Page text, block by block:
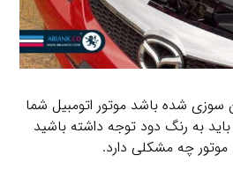
سوزی شده باشد موتور اتومبیل شما
به رنگ دود توجه داشته باشید
چه مشکلی دارد.